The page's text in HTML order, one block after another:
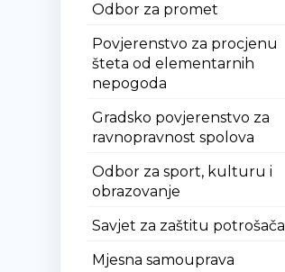
Odbor za promet
Povjerenstvo za procjenu
šteta od elementarnih
nepogoda
Gradsko povjerenstvo za
ravnopravnost spolova
Odbor za sport, kulturu i
obrazovanje
Savjet za zaštitu potrošača
Mjesna samouprava